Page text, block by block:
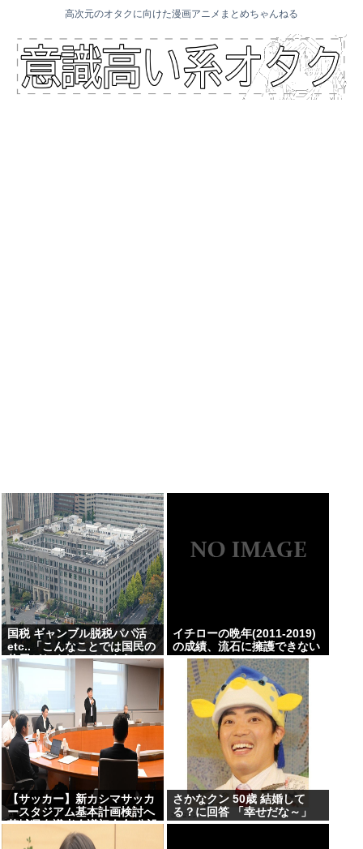
高次元のオタクに向けた漫画アニメまとめちゃんねる
国税 ギャンブル脱税パパ活
etc..「こんなことでは国民の
信用がなくなってしまう」
イチローの晩年(2011-2019)
の成績、流石に擁護できない
www
【サッカー】新カシマサッカ
ースタジアム基本計画検討へ
茨城県有識者会議初会合 公設
民営で整備方針
さかなクン 50歳 結婚して
る？に回答 「幸せだな～」